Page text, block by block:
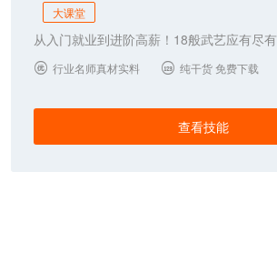
大课堂
从入门就业到进阶高薪！18般武艺应有尽有
 行业名师真材实料  纯干货 免费下载
查看技能